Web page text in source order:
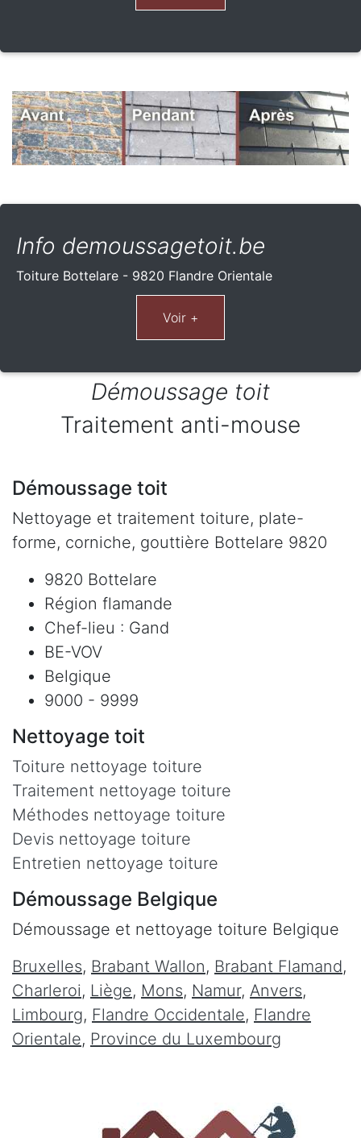
Info demoussagetoit.be
Toiture Bottelare - 9820 Flandre Orientale
Démoussage toit
Traitement anti-mouse
Démoussage toit
Nettoyage et traitement toiture, plate-
forme, corniche, gouttière Bottelare 9820
9820 Bottelare
Région flamande
Chef-lieu : Gand
BE-VOV
Belgique
9000 - 9999
Nettoyage toit
Toiture nettoyage toiture
Traitement nettoyage toiture
Méthodes nettoyage toiture
Devis nettoyage toiture
Entretien nettoyage toiture
Démoussage Belgique
Démoussage et nettoyage toiture Belgique
Bruxelles, Brabant Wallon, Brabant Flamand,
Charleroi, Liège, Mons, Namur, Anvers,
Limbourg, Flandre Occidentale, Flandre
Orientale, Province du Luxembourg